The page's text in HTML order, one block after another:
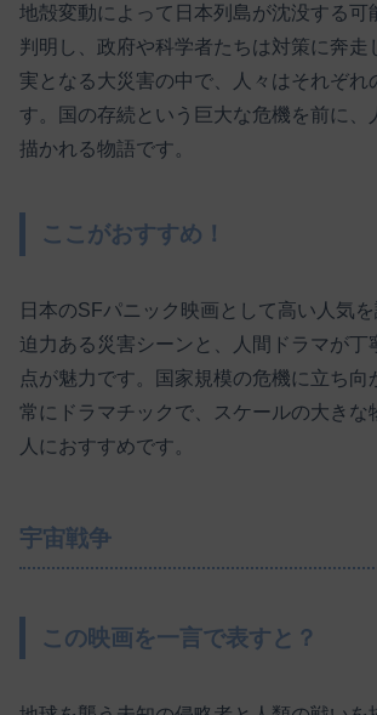
地殻変動によって日本列島が沈没する可
判明し、政府や科学者たちは対策に奔走
実となる大災害の中で、人々はそれぞれ
す。国の存続という巨大な危機を前に、
描かれる物語です。
ここがおすすめ！
日本のSFパニック映画として高い人気を
迫力ある災害シーンと、人間ドラマが丁
点が魅力です。国家規模の危機に立ち向
常にドラマチックで、スケールの大きな
人におすすめです。
宇宙戦争
この映画を一言で表すと？